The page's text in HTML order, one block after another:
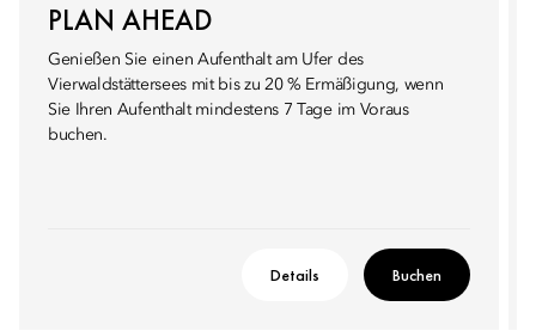
PLAN AHEAD
Genießen Sie einen Aufenthalt am Ufer des
Vierwaldstättersees mit bis zu 20 % Ermäßigung, wenn
Sie Ihren Aufenthalt mindestens 7 Tage im Voraus
buchen.
Details Buchen